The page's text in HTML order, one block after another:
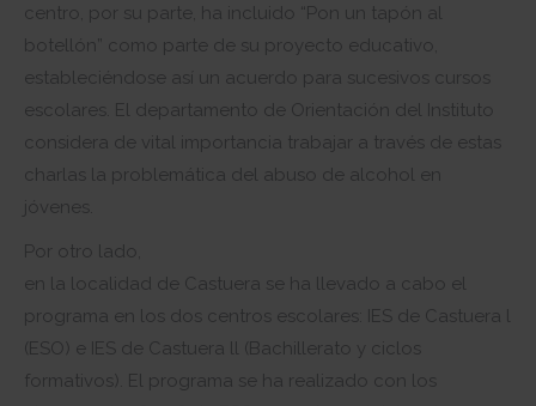
centro, por su parte, ha incluido “Pon un tapón al
botellón” como parte de su proyecto educativo,
estableciéndose así un acuerdo para sucesivos cursos
escolares. El departamento de Orientación del Instituto
considera de vital importancia trabajar a través de estas
charlas la problemática del abuso de alcohol en
jóvenes.
Por otro lado,
en la localidad de Castuera se ha llevado a cabo el
programa en los dos centros escolares: IES de Castuera l
(ESO) e IES de Castuera ll (Bachillerato y ciclos
formativos). El programa se ha realizado con los